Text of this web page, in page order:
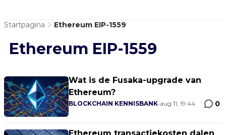
Startpagina Ethereum EIP-1559
Ethereum EIP-1559
Wat is de Fusaka-upgrade van
Ethereum?
BLOCKCHAIN KENNISBANK•aug 11, 19:44 0